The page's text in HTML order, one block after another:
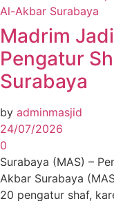
Madrim
Pengatur
Surabaya
by adminmasjid
24/07/2026
0
Surabaya (MAS) –
Akbar Surabaya
20 pengatur shaf,